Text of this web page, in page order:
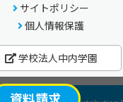
サイトポリシー
個人情報保護
学校法人中内学園